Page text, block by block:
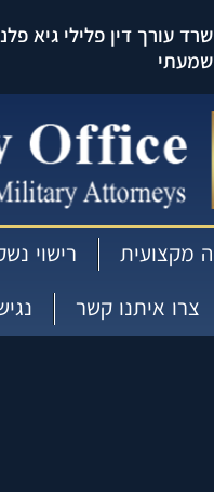
עורך דין פלילי גיא
מקצועית רישוי
צרו איתנו קשר